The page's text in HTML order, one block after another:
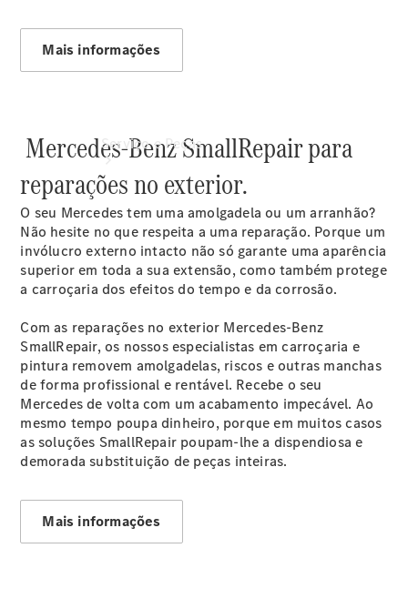
Serviço e Peças
Agendar
manutenção
Reparação
e oficina
Mais informações
Mercedes-Benz SmallRepair para
reparações no exterior.
O seu Mercedes tem uma amolgadela ou um arranhão?
Não hesite no que respeita a uma reparação. Porque um
invólucro externo intacto não só garante uma aparência
superior em toda a sua extensão, como também protege
a carroçaria dos efeitos do tempo e da corrosão.
Com as reparações no exterior Mercedes-Benz
SmallRepair, os nossos especialistas em carroçaria e
pintura removem amolgadelas, riscos e outras manchas
de forma profissional e rentável. Recebe o seu
Mercedes de volta com um acabamento impecável. Ao
mesmo tempo poupa dinheiro, porque em muitos casos
as soluções SmallRepair poupam-lhe a dispendiosa e
demorada substituição de peças inteiras.
Mais informações